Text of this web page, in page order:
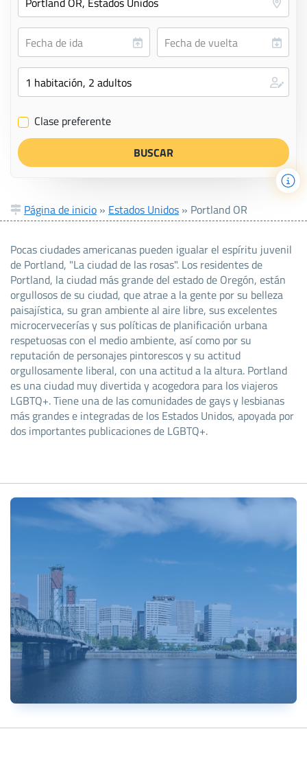
✔ Clase preferente
Página de inicio » Estados Unidos » Portland OR
Pocas ciudades americanas pueden igualar el espíritu juvenil
de Portland, "La ciudad de las rosas". Los residentes de
Portland, la ciudad más grande del estado de Oregón, están
orgullosos de su ciudad, que atrae a la gente por su belleza
paisajística, su gran ambiente al aire libre, sus excelentes
microcervecerías y sus políticas de planificación urbana
respetuosas con el medio ambiente, así como por su
reputación de personajes pintorescos y su actitud
orgullosamente liberal, con una actitud a la altura. Portland
es una ciudad muy divertida y acogedora para los viajeros
LGBTQ+. Tiene una de las comunidades de gays y lesbianas
más grandes e integradas de los Estados Unidos, apoyada por
dos importantes publicaciones de LGBTQ+.